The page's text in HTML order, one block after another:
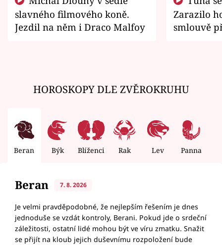
slavného filmového koně.
Jezdil na něm i Draco Malfoy
Zarazilo
smlouvě
HOROSKOPY DLE ZVĚROKRUHU
Beran Býk Blíženci Rak Lev Panna
Beran 7. 8. 2026
Je velmi pravděpodobné, že nejlepším řešením je dnes
jednoduše se vzdát kontroly, Berani. Pokud jde o srdeční
záležitosti, ostatní lidé mohou být ve víru zmatku. Snažit
se přijít na kloub jejich duševnímu rozpoložení bude